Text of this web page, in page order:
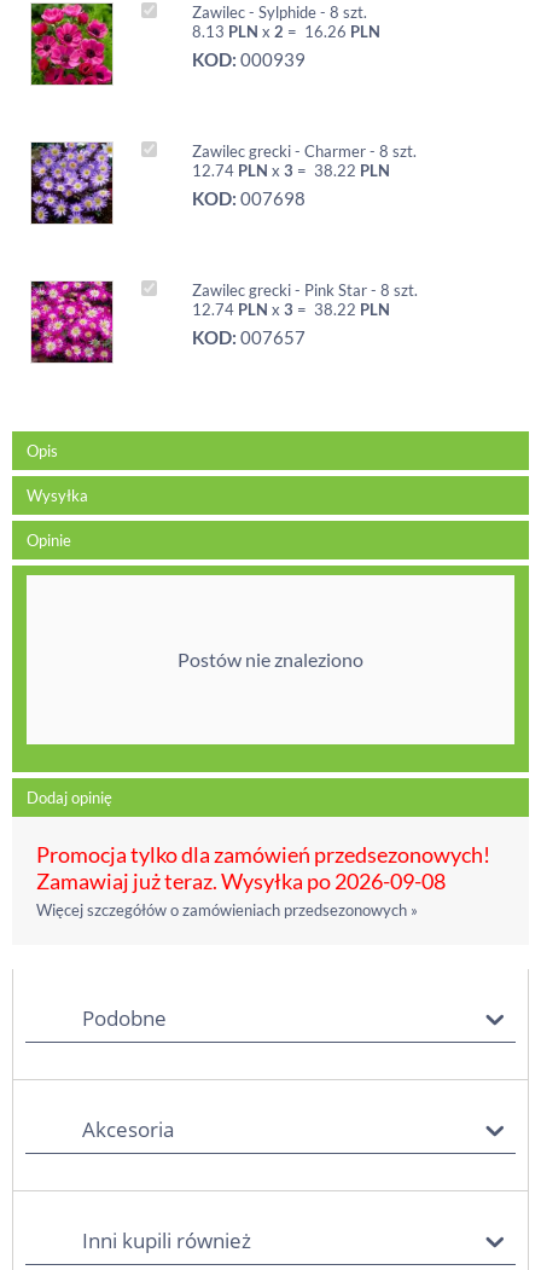
Zawilec - Sylphide - 8 szt.
8.13 PLN x 2 = 16.26 PLN
KOD: 000939
Zawilec grecki - Charmer - 8 szt.
12.74 PLN x 3 = 38.22 PLN
KOD: 007698
Zawilec grecki - Pink Star - 8 szt.
12.74 PLN x 3 = 38.22 PLN
KOD: 007657
Opis
Wysyłka
Opinie
Postów nie znaleziono
Dodaj opinię
Promocja tylko dla zamówień przedsezonowych!
Zamawiaj już teraz. Wysyłka po 2026-09-08
Więcej szczegółów o zamówieniach przedsezonowych »
Podobne
Akcesoria
Inni kupili również